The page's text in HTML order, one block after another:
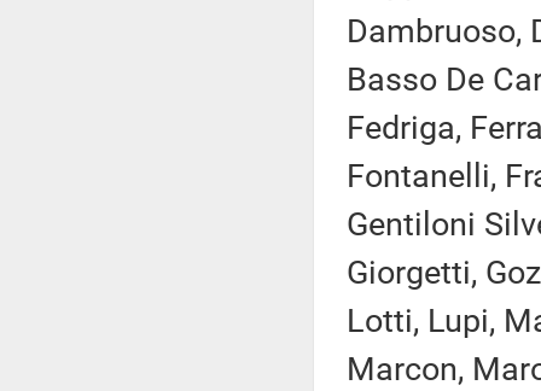
Dambruoso,
Basso De
Fedriga,
Fontanelli,
Gentiloni
Giorgetti,
Lotti, Lupi,
Marcon,